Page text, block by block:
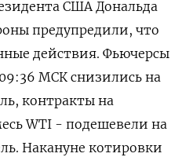
США Дональда
предупредили, что
действия. Фьючерсы
МСК снизились ​на
контракты ​на
WTI - ​подешевели на
Накануне котировки